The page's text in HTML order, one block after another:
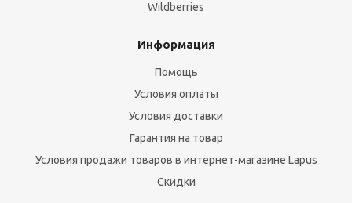
Wildberries
Информация
Помощь
Условия оплаты
Условия доставки
Гарантия на товар
Условия продажи товаров в интернет-магазине Lapus
Скидки